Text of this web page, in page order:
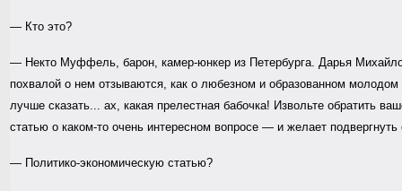
— Кто это?
— Некто Муффель, барон, камер-юнкер из Петербурга. Дарья
похвалой о нем отзываются, как о любезном и образованном
лучше сказать... ах, какая прелестная бабочка! Извольте обратить
статью о каком-то очень интересном вопросе — и желает
— Политико-экономическую статью?